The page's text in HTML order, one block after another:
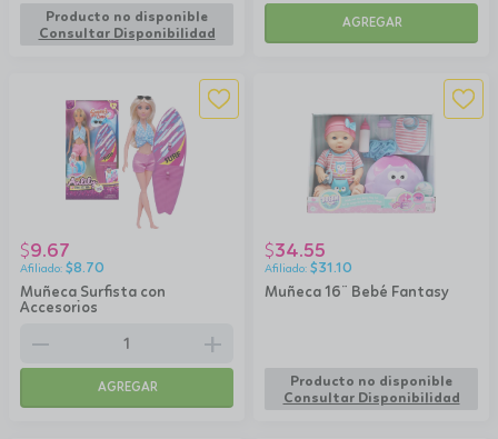
Producto no disponible
Consultar Disponibilidad
AGREGAR
Muñeca Surfista con
Accesorios
$9.67
$8.70
remove add
AGREGAR
Muñeca 16¨ Bebé Fantasy
$34.55
$31.10
Producto no disponible
Consultar Disponibilidad